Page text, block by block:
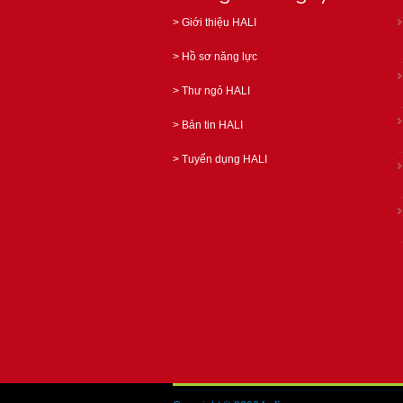
> Giới thiệu HALI
> Hồ sơ năng lực
> Thư ngỏ HALI
> Bản tin HALI
> Tuyển dụng HALI